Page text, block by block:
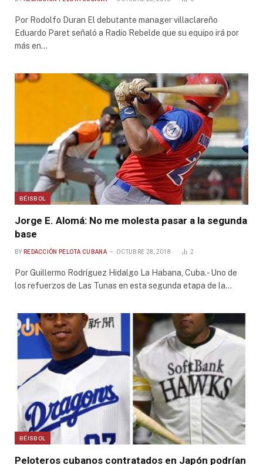
Por Rodolfo Duran El debutante manager villaclareño
Eduardo Paret señaló a Radio Rebelde que su equipo irá por
más en…
BÉISBOL
Jorge E. Alomá: No me molesta pasar a la segunda
base
BY REDACCIÓN PELOTA CUBANA OCTUBRE 28, 2018 2
Por Guillermo Rodríguez Hidalgo La Habana, Cuba.- Uno de
los refuerzos de Las Tunas en esta segunda etapa de la…
BÉISBOL
Peloteros cubanos contratados en Japón podrían